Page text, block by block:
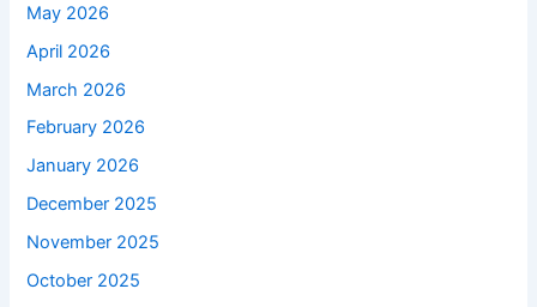
May 2026
April 2026
March 2026
February 2026
January 2026
December 2025
November 2025
October 2025